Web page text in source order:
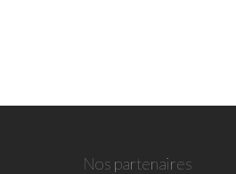
Nos partenaires